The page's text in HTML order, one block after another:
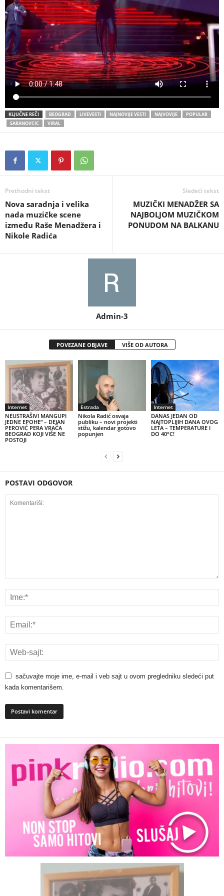
KLJUČNE REČI BEOGRAD LIVEVESTI NAJNOVIJE VESTI NAJVOVIJE
POPULAR
SARANOVCIC
VIRAL
Prethodni tekst
Nova saradnja i velika
nada muzičke scene
između Raše Menadžera i
Nikole Radića
Sledeći tekst
MUZIČKI MENADŽER SA
NAJBOLJOM MUZIČKOM
PONUDOM NA BALKANU
Admin-3
POVEZANE OBJAVE VIŠE OD AUTORA
Internet
NEUSTRAŠIVI MANGUPI
JEDNE EPOHE“ – DEJAN
PEROVIĆ PERA VRAĆA
BEOGRAD KOJI VIŠE NE
POSTOJI
Estrada
Nikola Radić osvaja
publiku – novi projekti
stižu, kalendar gotovo
popunjen
Internet
DANAS JEDAN OD
NAJTOPLIJIH DANA OVOG
LETA – TEMPERATURE I
DO 40°C!
POSTAVI ODGOVOR
sačuvajte moje ime, e-mail i veb sajt u ovom pregledniku sledeći put
kada komentarišem.